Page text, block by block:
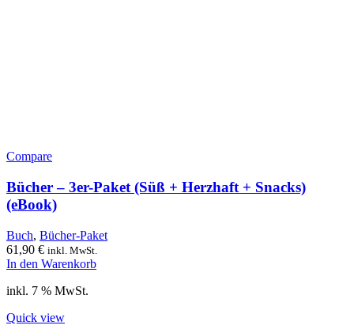
Compare
Bücher – 3er-Paket (Süß + Herzhaft + Snacks)
(eBook)
Buch, Bücher-Paket
61,90 € inkl. MwSt.
In den Warenkorb
inkl. 7 % MwSt.
Quick view